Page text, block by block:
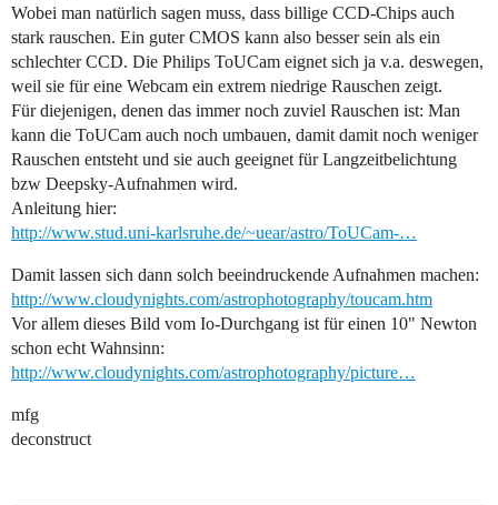
Wobei man natürlich sagen muss, dass billige CCD-Chips auch
stark rauschen. Ein guter CMOS kann also besser sein als ein
schlechter CCD. Die Philips ToUCam eignet sich ja v.a. deswegen,
weil sie für eine Webcam ein extrem niedrige Rauschen zeigt.
Für diejenigen, denen das immer noch zuviel Rauschen ist: Man
kann die ToUCam auch noch umbauen, damit damit noch weniger
Rauschen entsteht und sie auch geeignet für Langzeitbelichtung
bzw Deepsky-Aufnahmen wird.
Anleitung hier:
http://www.stud.uni-karlsruhe.de/~uear/astro/ToUCam-…
Damit lassen sich dann solch beeindruckende Aufnahmen machen:
http://www.cloudynights.com/astrophotography/toucam.htm
Vor allem dieses Bild vom Io-Durchgang ist für einen 10" Newton
schon echt Wahnsinn:
http://www.cloudynights.com/astrophotography/picture…
mfg
deconstruct